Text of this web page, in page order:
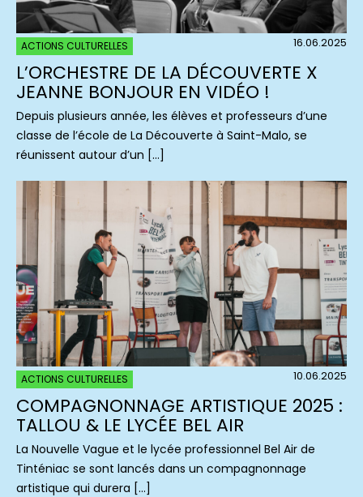
ACTIONS CULTURELLES 16.06.2025
L’ORCHESTRE DE LA DÉCOUVERTE X
JEANNE BONJOUR EN VIDÉO !
Depuis plusieurs année, les élèves et professeurs d’une
classe de l’école de La Découverte à Saint-Malo, se
réunissent autour d’un […]
ACTIONS CULTURELLES 10.06.2025
COMPAGNONNAGE ARTISTIQUE 2025 :
TALLOU & LE LYCÉE BEL AIR
La Nouvelle Vague et le lycée professionnel Bel Air de
Tinténiac se sont lancés dans un compagnonnage
artistique qui durera […]